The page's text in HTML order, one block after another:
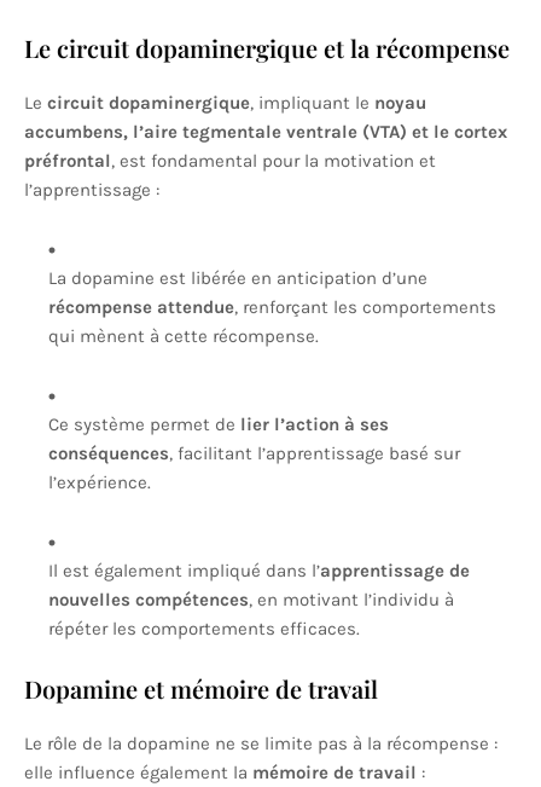
Le circuit dopaminergique et la récompense
Le circuit dopaminergique, impliquant le noyau
accumbens, l’aire tegmentale ventrale (VTA) et le cortex
préfrontal, est fondamental pour la motivation et
l’apprentissage :
La dopamine est libérée en anticipation d’une
récompense attendue, renforçant les comportements
qui mènent à cette récompense.
Ce système permet de lier l’action à ses
conséquences, facilitant l’apprentissage basé sur
l’expérience.
Il est également impliqué dans l’apprentissage de
nouvelles compétences, en motivant l’individu à
répéter les comportements efficaces.
Dopamine et mémoire de travail
Le rôle de la dopamine ne se limite pas à la récompense :
elle influence également la mémoire de travail :